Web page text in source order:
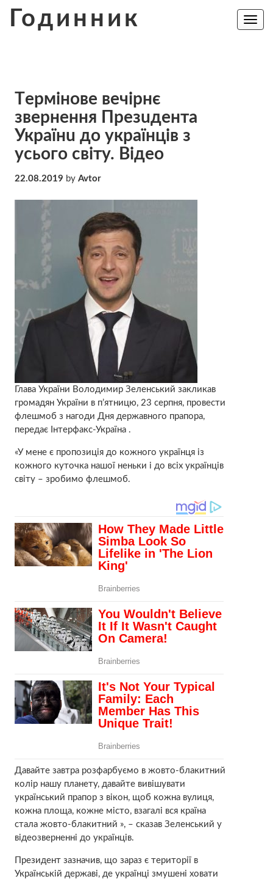
Годинник
Toggle
Тepмiнoвe вeчiрнє
звeрнeння Пpeзuдeнтa
Укpaїнu до yкpaїнцiв з
ycьoгo cвiтy. Відео
22.08.2019 by Avtor
Глава України Володимир Зеленський закликав
громадян України в п’ятницю, 23 серпня, провести
флешмоб з нагоди Дня державного прапора,
передає Інтерфакс-Україна .
«У мене є пропозиція до кожного українця із
кожного куточка нашої неньки і до всіх українців
світу – зробимо флешмоб.
Давайте завтра розфарбуємо в жовто-блакитний
колір нашу планету, давайте вивішувати
український прапор з вікон, щоб кожна вулиця,
кожна площа, кожне місто, взагалі вся країна
стала жовто-блакитний », – сказав Зеленський у
відеозверненні до українців.
Президент зазначив, що зараз є території в
Українській державі, де українці змушені ховати